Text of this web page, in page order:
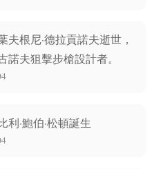
夫根尼·德拉貢諾夫逝世，
夫狙擊步槍設計者。
利·鮑伯·松頓誕生